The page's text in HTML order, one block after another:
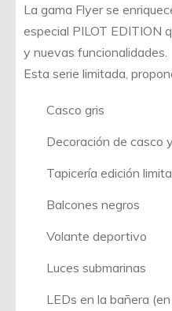
La gama Flyer se
especial PILOT EDITION
y nuevas funcionalidades.
Esta serie limitada,
Casco gris
Decoración de casco
Tapicería edición
Balcones negros
Volante deportivo
Luces submarinas
LEDs en la bañera